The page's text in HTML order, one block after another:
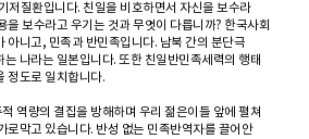
저질환입니다. 친일을 비호하면서 자신을 보수라
을 보수라고 우기는 것과 무엇이 다릅니까? 한국사회
아니고, 민족과 반민족입니다. 남북 간의 분단극
나라는 일본입니다. 또한 친일반민족세력의 행태
정도로 일치합니다.
역량의 결집을 방해하며 우리 젊은이들 앞에 펼쳐
로막고 있습니다. 반성 없는 민족반역자를 끌어안